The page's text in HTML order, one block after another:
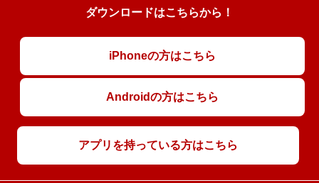
ダウンロードはこちらから！
iPhoneの方はこちら
Androidの方はこちら
アプリを持っている方はこちら